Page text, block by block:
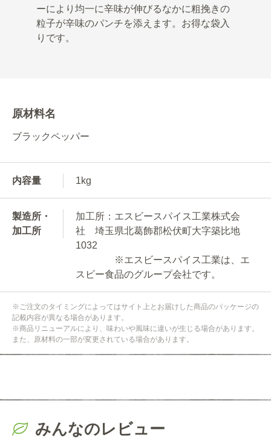
ーにより均一に辛味が伸びるなかに粗挽きの
粒子が辛味のパンチを添えます。お得な袋入
りです。
原材料名
ブラックペッパー
内容量 1kg
製造所・
加工所
加工所：エスビースパイス工業株式会
社 埼玉県北葛飾郡松伏町大字築比地
1032
※エスビースパイス工業は、エ
スビー食品のグループ会社です。
※ご注文のタイミングによってはサイト上とお届けした商品のパッケージの
記載内容が異なる場合があります。
※商品リニューアルにより、味わいや風味に違いが生じる場合があります。
また、原材料の一部が変更されている場合があります。
みんなのレビュー